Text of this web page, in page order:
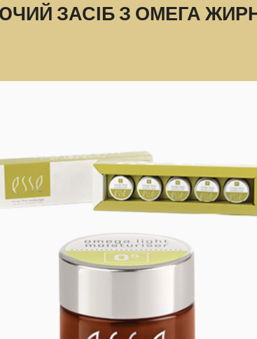
ЗАСІБ З ОМЕГА